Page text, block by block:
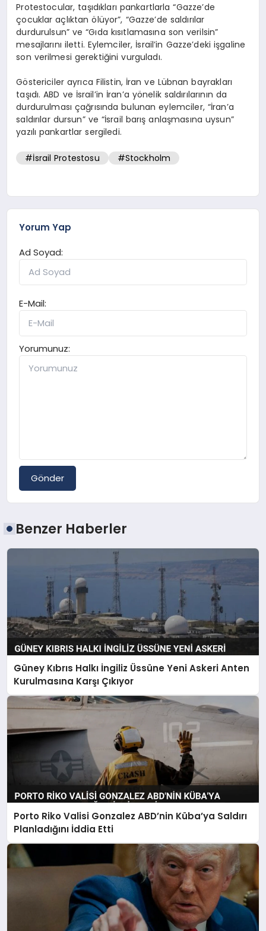
Protestocular, taşıdıkları pankartlarla “Gazze’de
çocuklar açlıktan ölüyor”, “Gazze’de saldırılar
durdurulsun” ve “Gıda kısıtlamasına son verilsin”
mesajlarını iletti. Eylemciler, İsrail’in Gazze’deki işgaline
son verilmesi gerektiğini vurguladı.
Göstericiler ayrıca Filistin, İran ve Lübnan bayrakları
taşıdı. ABD ve İsrail’in İran’a yönelik saldırılarının da
durdurulması çağrısında bulunan eylemciler, “İran’a
saldırılar dursun” ve “İsrail barış anlaşmasına uysun”
yazılı pankartlar sergiledi.
#İsrail Protestosu #Stockholm
Yorum Yap
Ad Soyad:
E-Mail:
Yorumunuz:
Gönder
Benzer Haberler
Güney Kıbrıs Halkı İngiliz Üssüne Yeni Askeri Anten
Kurulmasına Karşı Çıkıyor
Porto Riko Valisi Gonzalez ABD’nin Küba’ya Saldırı
Planladığını İddia Etti